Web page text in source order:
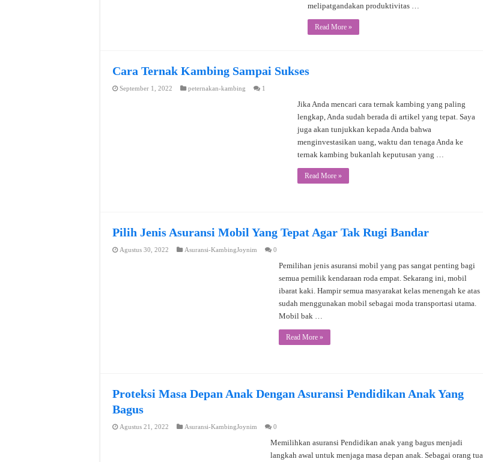
melipatgandakan produktivitas …
Read More »
Cara Ternak Kambing Sampai Sukses
September 1, 2022 peternakan-kambing 1
Jika Anda mencari cara ternak kambing yang paling
lengkap, Anda sudah berada di artikel yang tepat. Saya
juga akan tunjukkan kepada Anda bahwa
menginvestasikan uang, waktu dan tenaga Anda ke
ternak kambing bukanlah keputusan yang …
Read More »
Pilih Jenis Asuransi Mobil Yang Tepat Agar Tak Rugi Bandar
Agustus 30, 2022 Asuransi-KambingJoynim 0
Pemilihan jenis asuransi mobil yang pas sangat penting bagi
semua pemilik kendaraan roda empat. Sekarang ini, mobil
ibarat kaki. Hampir semua masyarakat kelas menengah ke atas
sudah menggunakan mobil sebagai moda transportasi utama.
Mobil bak …
Read More »
Proteksi Masa Depan Anak Dengan Asuransi Pendidikan Anak Yang
Bagus
Agustus 21, 2022 Asuransi-KambingJoynim 0
Memilihkan asuransi Pendidikan anak yang bagus menjadi
langkah awal untuk menjaga masa depan anak. Sebagai orang tua,